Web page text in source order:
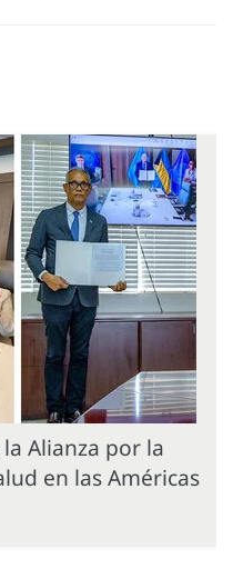
Alianza por la
en las Américas